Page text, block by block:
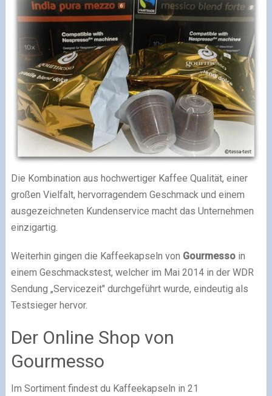
Die Kombination aus hochwertiger Kaffee Qualität, einer
großen Vielfalt, hervorragendem Geschmack und einem
ausgezeichneten Kundenservice macht das Unternehmen
einzigartig.
Weiterhin gingen die Kaffeekapseln von Gourmessoin
einem Geschmackstest, welcher im Mai 2014 in der WDR
Sendung „Servicezeit" durchgeführt wurde, eindeutig als
Testsieger hervor.
Der Online Shop von
Gourmesso
Im Sortiment findest du Kaffeekapseln in 21